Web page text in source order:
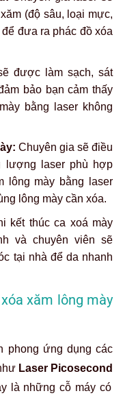
(độ sâu, loại mực,
đưa ra phác đồ xóa
được làm sạch, sát
bảo bạn cảm thấy
bằng laser không
Chuyên gia sẽ điều
lượng laser phù hợp
lông mày bằng laser
lông mày cần xóa.
kết thúc ca xoá mày
và chuyên viên sẽ
tại nhà để da nhanh
xăm lông mày
phong ứng dụng các
Laser Picosecond
là những cỗ máy có